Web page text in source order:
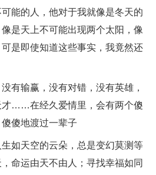
能的人，他对于我就像是冬天的
是天上不可能出现两个太阳，像
是即使知道这些事实，我竟然还
有输赢，没有对错，没有英雄，
才……在经久爱情里，会有两个傻
傻地渡过一辈子
如天空的云朵，总是变幻莫测等
命运由天不由人；寻找幸福如同